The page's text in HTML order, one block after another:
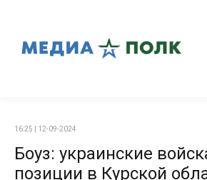
16:25 | 12-09-2024
Боуз: украинские
позиции в Курской